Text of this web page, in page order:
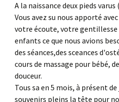
A la naissance deux pieds
Vous avez su nous apporté
votre écoute, votre gentillesse
enfants ce que nous avions
des séances,des sceances
cours de massage pour bébé,
douceur.
Tous sa en 5 mois, à présent
souvenirs pleins la tête pour